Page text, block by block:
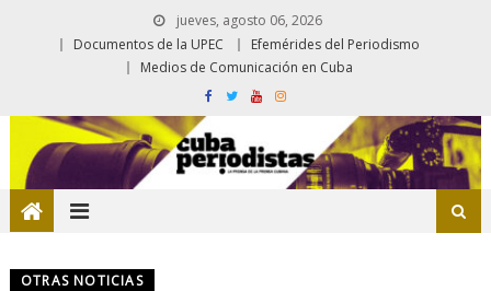
jueves, agosto 06, 2026
Documentos de la UPEC
Efemérides del Periodismo
Medios de Comunicación en Cuba
OTRAS NOTICIAS